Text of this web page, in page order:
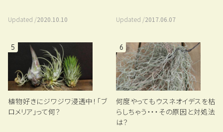
Updated /2020.10.10 Updated /2017.06.07
5
植物好きにジワジワ浸透中！「ブ
ロメリア」って何？
6
何度やってもウスネオイデスを枯
らしちゃう・・・その原因と対処法
は？